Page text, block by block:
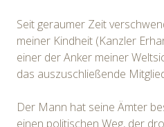
Seit geraumer Zeit
meiner Kindheit (Kanzler
einer der Anker meiner
das auszuschließende
Der Mann hat seine Ämter
einen politischen Weg, der